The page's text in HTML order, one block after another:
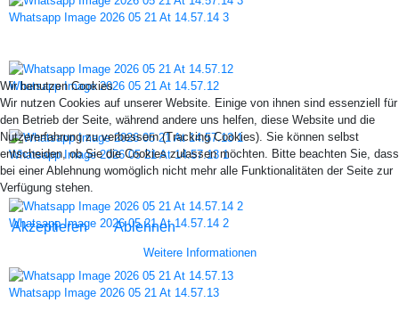
Wir benutzen Cookies
Wir nutzen Cookies auf unserer Website. Einige von ihnen sind essenziell für
den Betrieb der Seite, während andere uns helfen, diese Website und die
Nutzererfahrung zu verbessern (Tracking Cookies). Sie können selbst
entscheiden, ob Sie die Cookies zulassen möchten. Bitte beachten Sie, dass
bei einer Ablehnung womöglich nicht mehr alle Funktionalitäten der Seite zur
Verfügung stehen.
Akzeptieren Ablehnen
Weitere Informationen
Whatsapp Image 2026 05 21 At 14.57.14 3
Whatsapp Image 2026 05 21 At 14.57.12
Whatsapp Image 2026 05 21 At 14.57.13 1
Whatsapp Image 2026 05 21 At 14.57.14 2
Whatsapp Image 2026 05 21 At 14.57.13